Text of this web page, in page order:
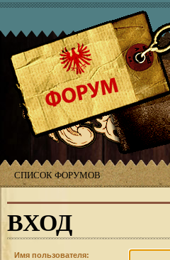
СПИСОК ФОРУМОВ
ВХОД
Имя пользователя: